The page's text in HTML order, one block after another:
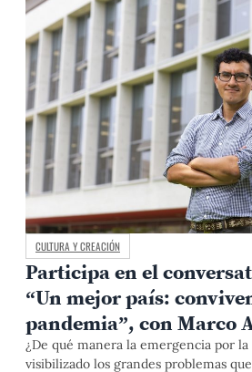
CULTURA Y CREACIÓN
Participa en el
“Un mejor país:
pandemia”, con Marco
¿De qué manera la emergencia por la
visibilizado los grandes problemas